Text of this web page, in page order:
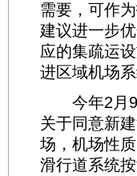
需要，可作
建议进一步
应的集疏运
进区域机场
今年2月9
关于同意新
场，机场性
滑行道系统